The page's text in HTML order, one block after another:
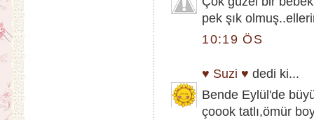
pek şık
10:19 ÖS
♥ Suzi ♥ dedi ki...
Bende Eylül'de
çoook tatlı,ömür